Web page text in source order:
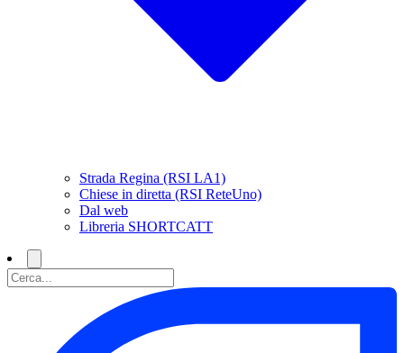
Strada Regina (RSI LA1)
Chiese in diretta (RSI ReteUno)
Dal web
Libreria SHORTCATT